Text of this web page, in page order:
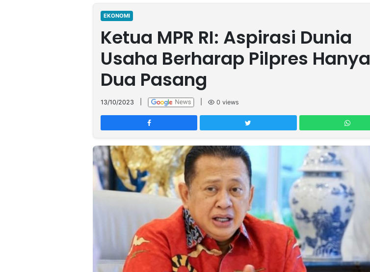
EKONOMI
Ketua MPR RI: Aspirasi Dunia
Usaha Berharap Pilpres Hanya
Dua Pasang
13/10/2023 0 views